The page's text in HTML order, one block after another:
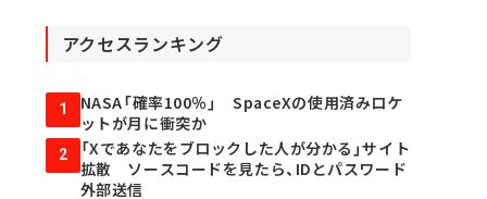
アクセスランキング
1
NASA「確率100％」 SpaceXの使用済みロケ
ットが月に衝突か
2
「Xであなたをブロックした人が分かる」サイト
拡散 ソースコードを見たら、IDとパスワード
外部送信